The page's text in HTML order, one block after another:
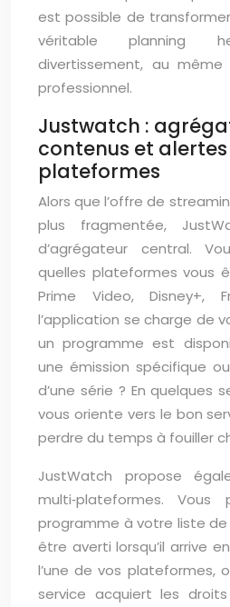
est possible de
véritable planning
divertissement, au
professionnel.
Justwatch :
contenus et
plateformes
Alors que l’offre de
plus fragmentée,
d’agrégateur central.
quelles plateformes vous
Prime Video, Disney+,
l’application se charge de
un programme est
une émission spécifique
d’une série ? En quelques
vous oriente vers le bon
perdre du temps à fouiller
JustWatch propose
multi‑plateformes.
programme à votre liste
être averti lorsqu’il arrive
l’une de vos plateformes,
service acquiert les